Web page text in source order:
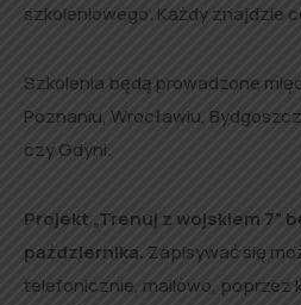
szkoleniowego. Każdy znajdzie
Szkolenia będą prowadzone
Poznaniu, Wrocławiu,
czy Gdyni.
Projekt „Trenuj z wojskiem 7”
października. Zapisywać się
telefonicznie, mailowo, poprzez